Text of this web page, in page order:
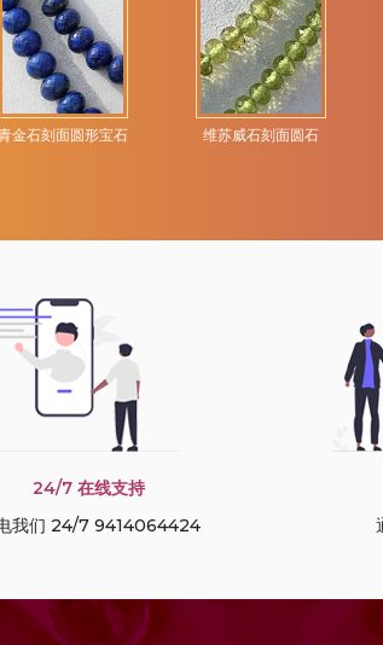
金石刻面圆形宝石 维苏威石刻面圆石
24/7 在线支持
我们 24/7 9414064424